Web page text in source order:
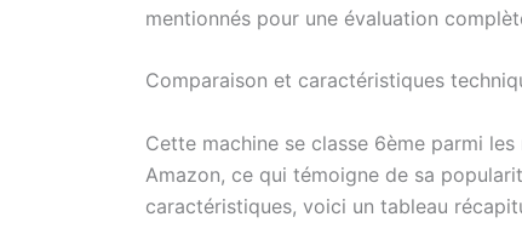
mentionnés pour une évaluation
Comparaison et caractéristiques
Cette machine se classe 6ème parmi
Amazon, ce qui témoigne de sa
caractéristiques, voici un tableau